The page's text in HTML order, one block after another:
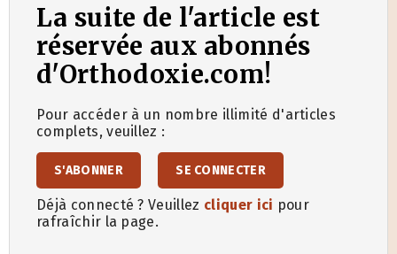
La suite de l'article est
réservée aux abonnés
d'Orthodoxie.com!
Pour accéder à un nombre illimité d'articles
complets, veuillez :
S'ABONNER SE CONNECTER
Déjà connecté ? Veuillez cliquer ici pour
rafraîchir la page.